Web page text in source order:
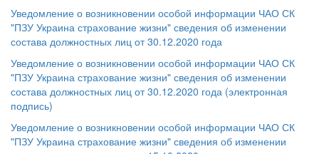
Уведомление о возникновении особой информации ЧАО СК
"ПЗУ Украина страхование жизни" сведения об изменении
состава должностных лиц от 30.12.2020 года
Уведомление о возникновении особой информации ЧАО СК
"ПЗУ Украина страхование жизни" сведения об изменении
состава должностных лиц от 30.12.2020 года (электронная
подпись)
Уведомление о возникновении особой информации ЧАО СК
"ПЗУ Украина страхование жизни" сведения об изменении